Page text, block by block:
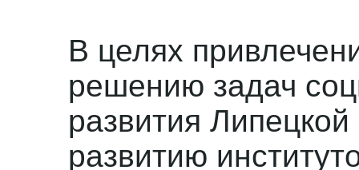
В целях
решению задач
развития
развитию